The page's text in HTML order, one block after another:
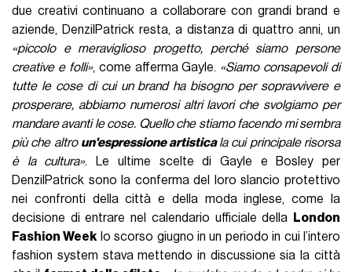
due creativi continuano a collaborare con grandi brand e
aziende, DenzilPatrick resta, a distanza di quattro anni, un
«piccolo e meraviglioso progetto, perché siamo persone
creative e folli», come afferma Gayle. «Siamo consapevoli di
tutte le cose di cui un brand ha bisogno per sopravvivere e
prosperare, abbiamo numerosi altri lavori che svolgiamo per
mandare avanti le cose. Quello che stiamo facendo mi sembra
più che altro un'espressione artisticala cui principale risorsa
è la cultura». Le ultime scelte di Gayle e Bosley per
DenzilPatrick sono la conferma del loro slancio protettivo
nei confronti della città e della moda inglese, come la
decisione di entrare nel calendario ufficiale della
London
Fashion Weeklo scorso giugno in un periodo in cui l’intero
fashion system stava mettendo in discussione sia la città